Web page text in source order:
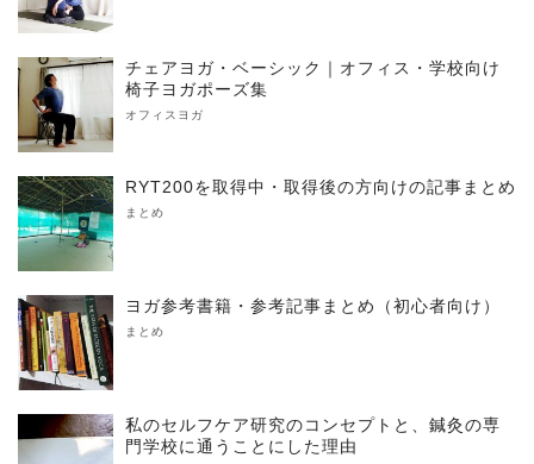
チェアヨガ・ベーシック｜オフィス・学校向け
椅子ヨガポーズ集
オフィスヨガ
RYT200を取得中・取得後の方向けの記事まとめ
まとめ
ヨガ参考書籍・参考記事まとめ（初心者向け）
まとめ
私のセルフケア研究のコンセプトと、鍼灸の専
門学校に通うことにした理由